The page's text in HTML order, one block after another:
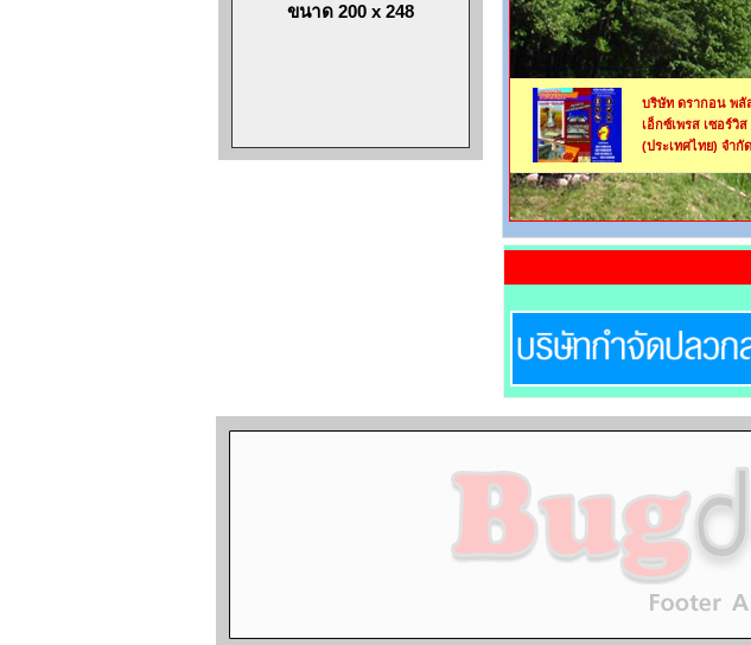
ขนาด 200 x 248
บริษัท ดรากอน พลั
เอ็กซ์เพรส เซอร์วิส
(ประเทศไทย) จำกัด